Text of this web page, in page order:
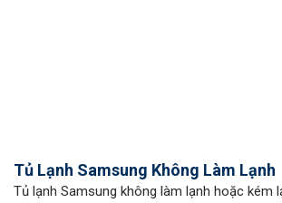
Tủ Lạnh Samsung Không Làm Lạnh
Tủ lạnh Samsung không làm lạnh hoặc kém